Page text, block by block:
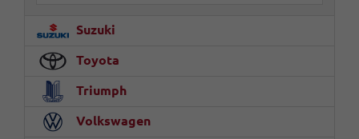
Suzuki
Toyota
Triumph
Volkswagen